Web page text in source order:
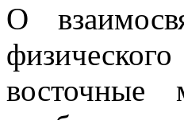
О
восточные